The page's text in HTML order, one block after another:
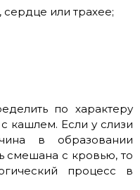
или трахее;
по характеру
кашлем. Если у слизи
в образовании
смешана с кровью, то
процесс в